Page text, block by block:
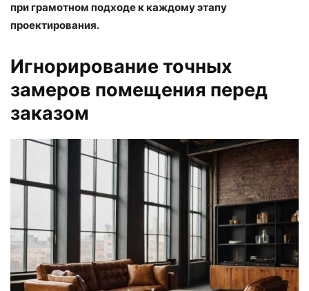
при грамотном подходе к каждому этапу
проектирования.
Игнорирование точных
замеров помещения перед
заказом